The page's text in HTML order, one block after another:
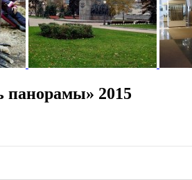
панорамы» 2015